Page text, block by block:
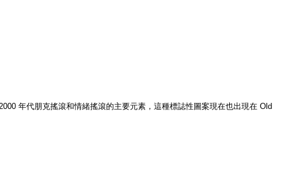
年代朋克搖滾和情緒搖滾的主要元素，這種標誌性圖案現在也出現在 Old